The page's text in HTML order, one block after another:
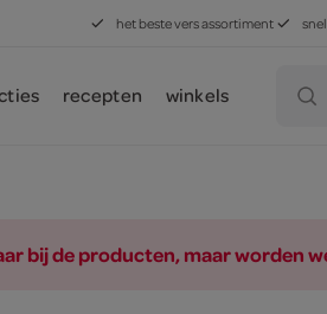
het beste vers assortiment
recepten winkels
bij de producten, maar worden